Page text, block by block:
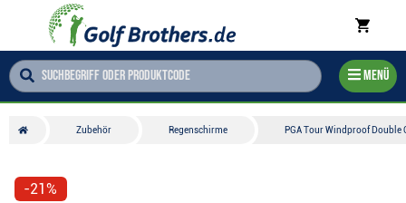
Menü
Zubehör Regenschirme PGA Tour Windproof
-21%